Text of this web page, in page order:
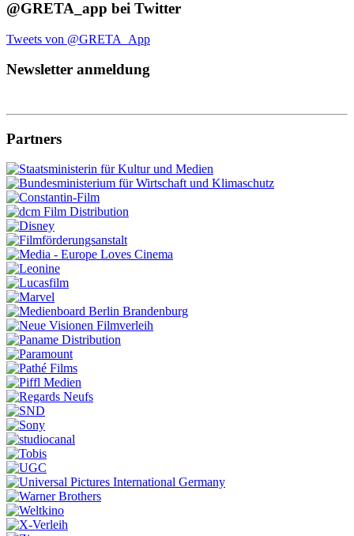
@GRETA_app bei Twitter
Tweets von @GRETA_App
Newsletter anmeldung
Partners